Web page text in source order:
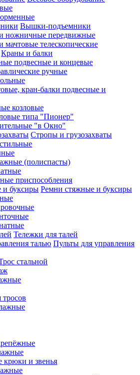
Вышки-подъемники
ножничные передвижные
телескопические
Краны и балки
подвесные и концевые
ручные
кран-балки подвесные и
козловые
типа "Пионер"
"в Окно"
Стропы и грузозахваты
(полиспасты)
приспособления
Ремни стяжные и буксиры
Тележки для талей
Пульты для управления
стальной
крюки и звенья